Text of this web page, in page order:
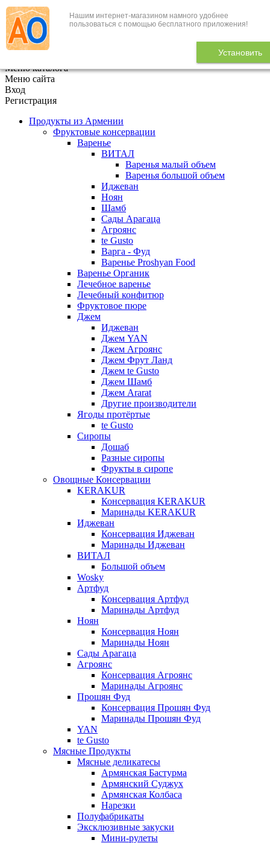
Нашим интернет-магазином намного удобнее
пользоваться с помощью бесплатного приложения!
Установить
+7 (495) 646-888-1
В корзине 0
Меню каталога
Меню сайта
Вход
Регистрация
Продукты из Армении
Фруктовые консервации
Варенье
ВИТАЛ
Варенья малый объем
Варенья большой объем
Иджеван
Ноян
Шамб
Сады Арагаца
Агроянс
te Gusto
Варга - Фуд
Варенье Proshyan Food
Варенье Органик
Лечебное варенье
Лечебный конфитюр
Фруктовое пюре
Джем
Иджеван
Джем YAN
Джем Агроянс
Джем Фрут Ланд
Джем te Gusto
Джем Шамб
Джем Ararat
Другие производители
Ягоды протёртые
te Gusto
Сиропы
Дошаб
Разные сиропы
Фрукты в сиропе
Овощные Консервации
KERAKUR
Консервация KERAKUR
Маринады KERAKUR
Иджеван
Консервация Иджеван
Маринады Иджеван
ВИТАЛ
Большой объем
Wosky
Артфуд
Консервация Артфуд
Маринады Артфуд
Ноян
Консервация Ноян
Маринады Ноян
Сады Арагаца
Агроянс
Консервация Агроянс
Маринады Агроянс
Прошян Фуд
Консервация Прошян Фуд
Маринады Прошян Фуд
YAN
te Gusto
Мясные Продукты
Мясные деликатесы
Армянская Бастурма
Армянский Суджух
Армянская Колбаса
Нарезки
Полуфабрикаты
Эксклюзивные закуски
Мини-рулеты